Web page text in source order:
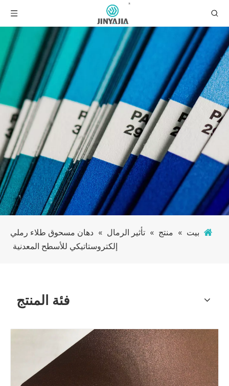
بيت » منتج » تأثير الرمال » دهان مسحوق طلاء رملي
إلكتروستاتيكي للأسطح المعدنية
فئة المنتج